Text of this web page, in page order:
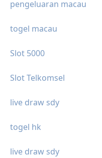
pengeluaran macau
togel macau
Slot 5000
Slot Telkomsel
live draw sdy
togel hk
live draw sdy